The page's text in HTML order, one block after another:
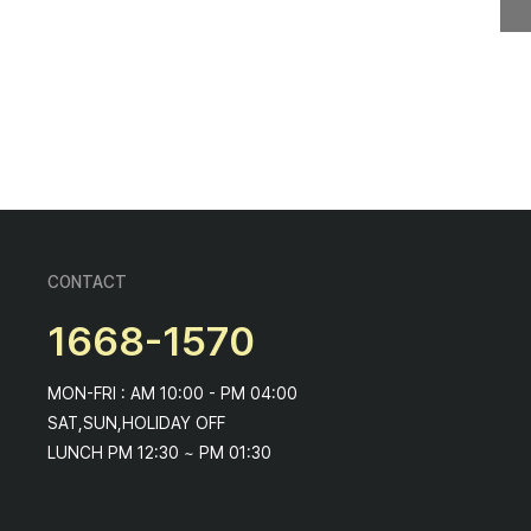
CONTACT
1668-1570
MON-FRI : AM 10:00 - PM 04:00
SAT,SUN,HOLIDAY OFF
LUNCH PM 12:30 ~ PM 01:30